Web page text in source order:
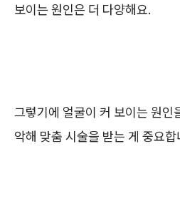
보이는 원인은 더 다양해요.
그렇기에 얼굴이 커 보이는 원인
악해 맞춤 시술을 받는 게 중요합